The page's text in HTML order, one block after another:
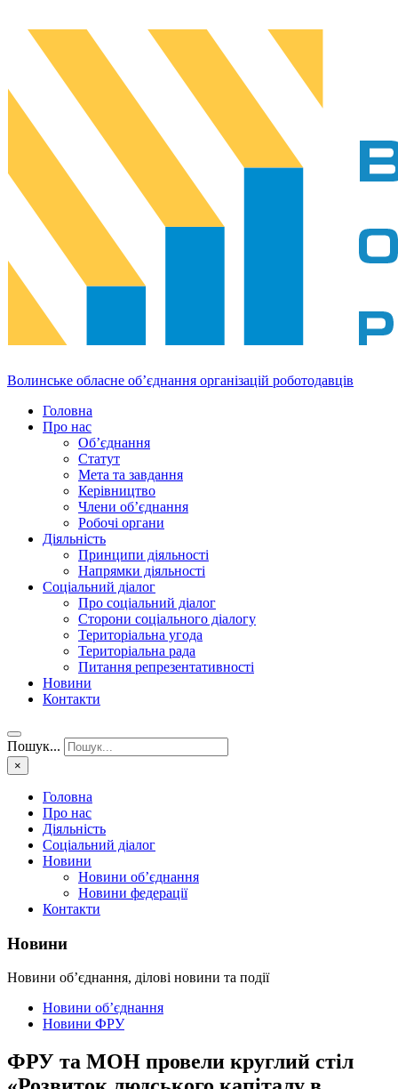
Волинське обласне об’єднання організацій роботодавців
Головна
Про нас
Об’єднання
Статут
Мета та завдання
Керівництво
Члени об’єднання
Робочі органи
Діяльність
Принципи діяльності
Напрямки діяльності
Соціальний діалог
Про соціальний діалог
Сторони соціального діалогу
Територіальна угода
Територіальна рада
Питання репрезентативності
Новини
Контакти
Пошук...
×
Головна
Про нас
Діяльність
Соціальний діалог
Новини
Новини об’єднання
Новини федерації
Контакти
Новини
Новини об’єднання, ділові новини та події
Новини об’єднання
Новини ФРУ
ФРУ та МОН провели круглий стіл